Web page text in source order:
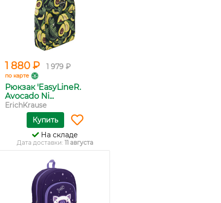
1 880 ₽ 1 979 ₽
по карте
Рюкзак 'EasyLineR.
Avocado Ni...
ErichKrause
Купить
На складе
Дата доставки: 11 августа